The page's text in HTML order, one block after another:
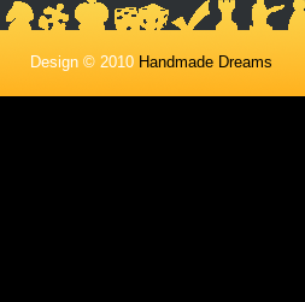
Design © 2010 Handmade Dreams